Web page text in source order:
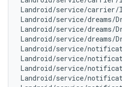
Landroid/service/carrier/
Landroid/service/dreams/
Landroid/service/
Landroid/service/
Landroid/service/
Landroid/service/
Landroid/service/
Landroid/service/